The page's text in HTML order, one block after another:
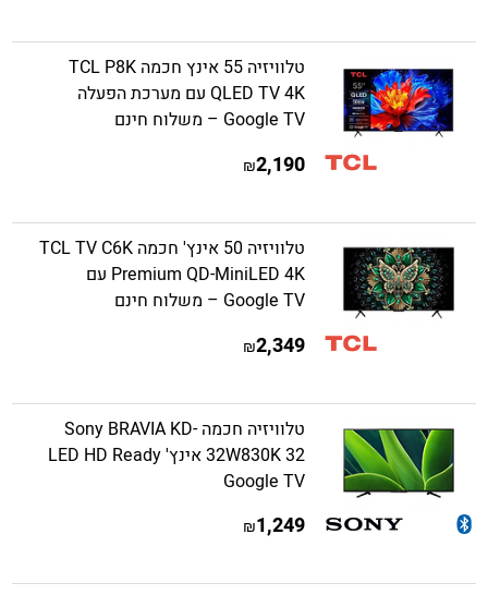
טלוויזיה 55 אינץ חכמה TCL P8K
QLED TV 4K עם מערכת הפעלה
Google TV – משלוח חינם
2,190
₪
טלוויזיה 50 אינץ' חכמה TCL TV C6K
Premium QD-MiniLED 4K עם
Google TV – משלוח חינם
2,349
₪
טלוויזיה חכמה Sony BRAVIA KD-
32W830K 32 אינץ' LED HD Ready
Google TV
1,249
₪